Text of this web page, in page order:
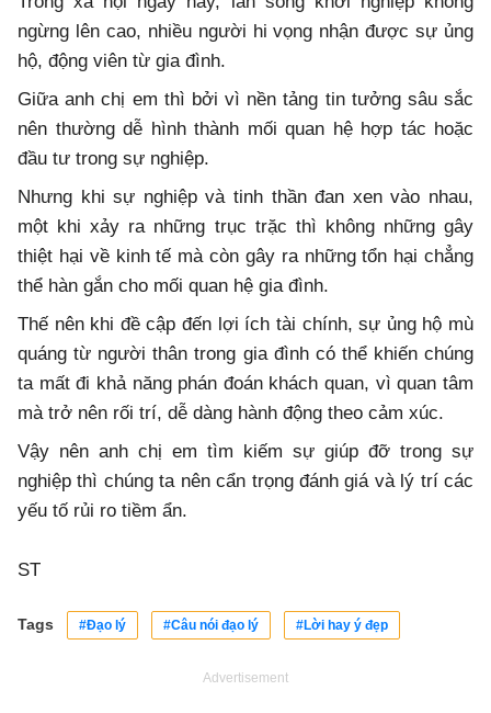
ngừng lên cao, nhiều người hi vọng nhận được sự ủng
hộ, động viên từ gia đình.
Giữa anh chị em thì bởi vì nền tảng tin tưởng sâu sắc
nên thường dễ hình thành mối quan hệ hợp tác hoặc
đầu tư trong sự nghiệp.
Nhưng khi sự nghiệp và tinh thần đan xen vào nhau,
một khi xảy ra những trục trặc thì không những gây
thiệt hại về kinh tế mà còn gây ra những tổn hại chẳng
thể hàn gắn cho mối quan hệ gia đình.
Thế nên khi đề cập đến lợi ích tài chính, sự ủng hộ mù
quáng từ người thân trong gia đình có thể khiến chúng
ta mất đi khả năng phán đoán khách quan, vì quan tâm
mà trở nên rối trí, dễ dàng hành động theo cảm xúc.
Vậy nên anh chị em tìm kiếm sự giúp đỡ trong sự
nghiệp thì chúng ta nên cẩn trọng đánh giá và lý trí các
yếu tố rủi ro tiềm ẩn.
ST
Tags #Đạo lý #Câu nói đạo lý #Lời hay ý đẹp
Advertisement